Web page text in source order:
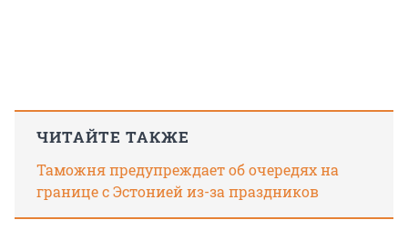
ЧИТАЙТЕ ТАКЖЕ
Таможня предупреждает об очередях на
границе с Эстонией из-за праздников